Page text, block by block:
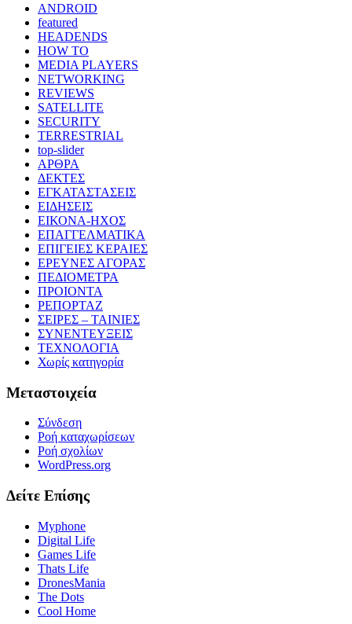
ANDROID
featured
HEADENDS
HOW TO
MEDIA PLAYERS
NETWORKING
REVIEWS
SATELLITE
SECURITY
TERRESTRIAL
top-slider
ΑΡΘΡΑ
ΔΕΚΤΕΣ
ΕΓΚΑΤΑΣΤΑΣΕΙΣ
ΕΙΔΗΣΕΙΣ
ΕΙΚΟΝΑ-ΗΧΟΣ
ΕΠΑΓΓΕΛΜΑΤΙΚΑ
ΕΠΙΓΕΙΕΣ ΚΕΡΑΙΕΣ
ΕΡΕΥΝΕΣ ΑΓΟΡΑΣ
ΠΕΔΙΟΜΕΤΡΑ
ΠΡΟΙΟΝΤΑ
ΡΕΠΟΡΤΑΖ
ΣΕΙΡΕΣ – ΤΑΙΝΙΕΣ
ΣΥΝΕΝΤΕΥΞΕΙΣ
ΤΕΧΝΟΛΟΓΙΑ
Χωρίς κατηγορία
Μεταστοιχεία
Σύνδεση
Ροή καταχωρίσεων
Ροή σχολίων
WordPress.org
Δείτε Επίσης
Myphone
Digital Life
Games Life
Thats Life
DronesMania
The Dots
Cool Home